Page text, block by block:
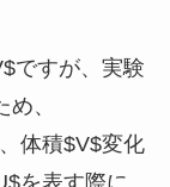
ですが、実験
、
体積$V$変化
を表す際に